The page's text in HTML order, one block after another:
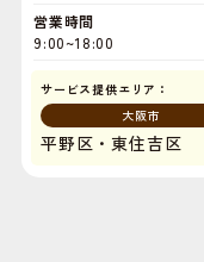
営業時間
9:00~18:00
サービス提供エリア：
大阪市
平野区・東住吉区